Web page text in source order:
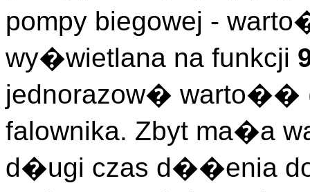
pompy biegowej -
wy�wietlana na funkcji
jednorazow� warto��
falownika. Zbyt ma�a
d�ugi czas d��enia